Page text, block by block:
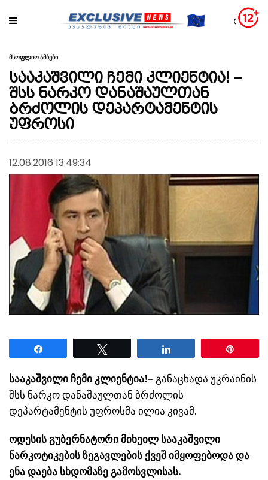
მსოფლიო ამბები
სააკაშვილი ჩემი კლიენტია! –
შსს ნარკო დანაშაულთან
ბრძოლის დეპარტამენტის
უფროსი
12.08.2016 13:49:34
სააკაშვილი ჩემი კლიენტია!– განაცხადა უკრაინის
შსს ნარკო დანაშაულთან ბრძოლის
დეპარტამენტის უფროსმა ილია კივამ.
ოდესის გუბერნატორი მიხეილ სააკაშვილი
ნარკოტიკების ზეგავლების ქვეშ იმყოფებოდა და
ენა დაება სხდომაზე გამოსვლისას.